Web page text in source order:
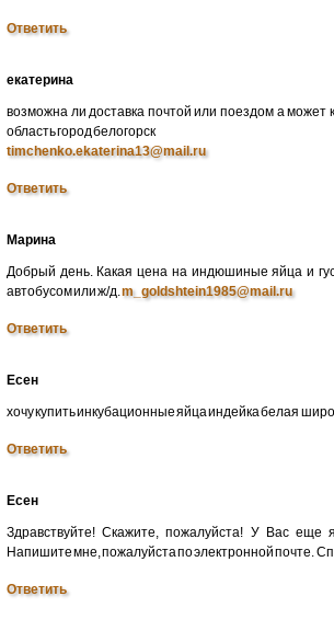
Ответить
екатерина
возможна ли доставка почтой или поездом а
область город белогорск
timchenko.ekaterina13@mail.ru
Ответить
Марина
Добрый день. Какая цена на индюшиные яйца и
автобусом или ж/д.m_goldshtein1985@mail.ru
Ответить
Есен
хочу купить инкубационные яйца индейка белая
Ответить
Есен
Здравствуйте! Скажите, пожалуйста! У Вас еще
Напишите мне, пожалуйста по электронной почте.
Ответить